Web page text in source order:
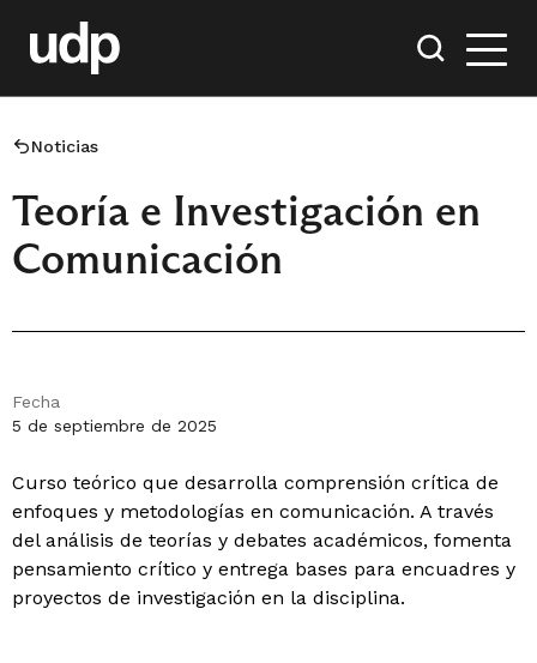
Noticias
Teoría e Investigación en
Comunicación
Fecha
5 de septiembre de 2025
Curso teórico que desarrolla comprensión crítica de
enfoques y metodologías en comunicación. A través
del análisis de teorías y debates académicos, fomenta
pensamiento crítico y entrega bases para encuadres y
proyectos de investigación en la disciplina.